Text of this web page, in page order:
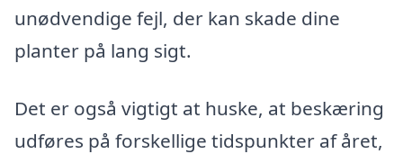
unødvendige fejl, der kan skade dine
planter på lang sigt.
Det er også vigtigt at huske, at beskæring
udføres på forskellige tidspunkter af året,